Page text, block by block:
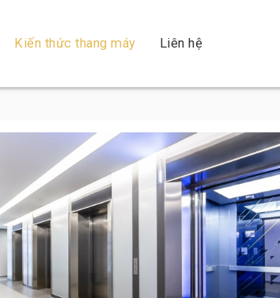
Kiến thức thang máy Liên hệ